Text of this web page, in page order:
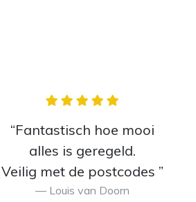
“Fantastisch hoe mooi
alles is geregeld.
Veilig met de postcodes ”
Louis van Doorn